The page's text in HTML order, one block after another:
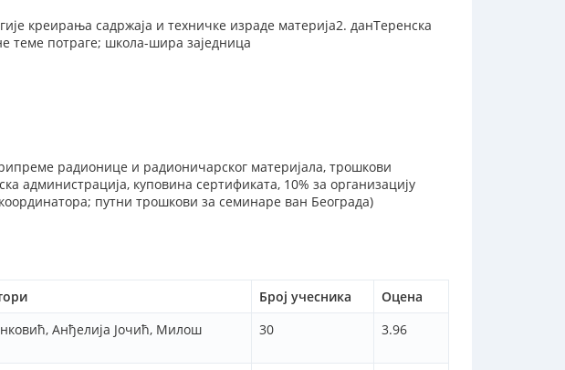
креирања садржаја и техничке израде материја2. данТеренска
теме потраге; школа-шира заједница
радионице и радионичарског материјала, трошкови
администрација, куповина сертификата, 10% за организацију
путни трошкови за семинаре ван Београда)
Број учесника Оцена
Анђелија Јочић, Милош
30 3.96